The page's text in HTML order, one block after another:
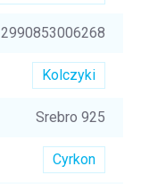
2990853006268
Kolczyki
Srebro 925
Cyrkon